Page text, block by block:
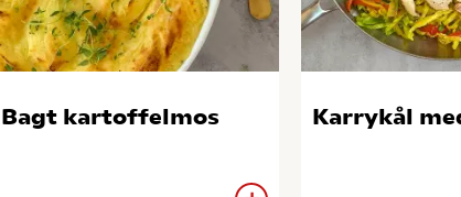
Bagt kartoffelmos Karrykål